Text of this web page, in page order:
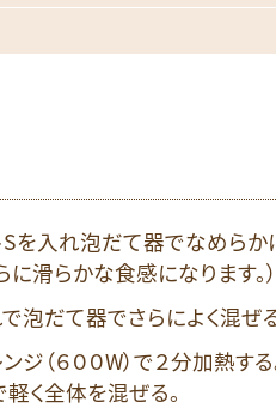
を入れ泡だて器でなめらか
滑らかな食感になります。）
泡だて器でさらによく混ぜる
（６００W）で２分加熱する
く全体を混ぜる。